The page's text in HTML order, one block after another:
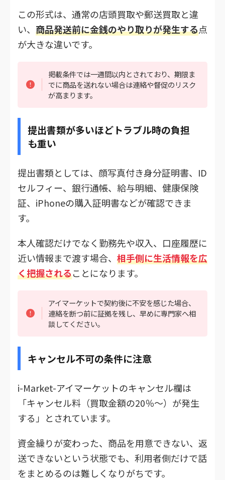
この形式は、通常の店頭買取や郵送買取と違
い、 商品発送前に金銭のやり取りが発生する点
が大きな違いです。
掲載条件では一週間以内とされており、期限ま
でに商品を送れない場合は連絡や督促のリスク
が高まります。
提出書類が多いほどトラブル時の負担
も重い
提出書類としては、顔写真付き身分証明書、ID
セルフィー、銀行通帳、給与明細、健康保険
証、iPhoneの購入証明書などが確認できま
す。
本人確認だけでなく勤務先や収入、口座履歴に
近い情報まで渡す場合、 相手側に生活情報を広
く把握されることになります。
アイマーケットで契約後に不安を感じた場合、
連絡を断つ前に証拠を残し、早めに専門家へ相
談してください。
キャンセル不可の条件に注意
i-Market-アイマーケットのキャンセル欄は
「キャンセル料（買取金額の20％～）が発生
する」とされています。
資金繰りが変わった、商品を用意できない、返
送できないという状態でも、利用者側だけで話
をまとめるのは難しくなりがちです。